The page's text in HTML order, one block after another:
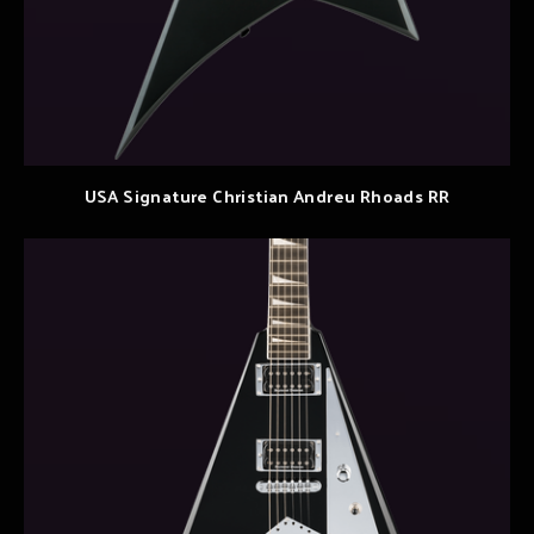
USA Signature Christian Andreu Rhoads RR